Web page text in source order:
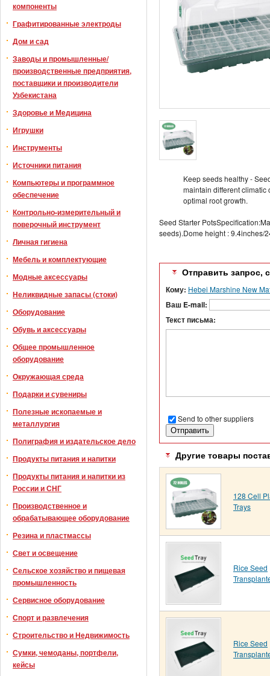
компоненты
Графитированные электроды
Дом и сад
Заводы и промышленные/
производственные предприятия,
поставщики и производители
Узбекистана
Здоровье и Медицина
Игрушки
Инструменты
Источники питания
Компьютеры и программное
обеспечение
Контрольно-измерительный и
поверочный инструмент
Личная гигиена
Мебель и комплектующие
Модные аксессуары
Неликвидные запасы (стоки)
Оборудование
Обувь и аксессуары
Общее промышленное
оборудование
Окружающая среда
Подарки и сувениры
Полезные ископаемые и
металлургия
Полиграфия и издательское дело
Продукты питания и напитки
Продукты питания и напитки из
России и СНГ
Производственное и
обрабатывающее оборудование
Резина и пластмассы
Свет и освещение
Сельское хозяйство и пищевая
промышленность
Сервисное оборудование
Спорт и развлечения
Строительство и Недвижимость
Сумки, чемоданы, портфели,
кейсы
Keep seeds healthy -
maintain different climatic
optimal root growth.
Seed Starter
seeds).Dome height : 9.4inches/
Отправить запрос,
Кому: Hebei Marshine New
Ваш E-mail:
Текст письма:
Send to other suppliers
Другие товары
128 Cell
Trays
Rice Seed
Rice Seed